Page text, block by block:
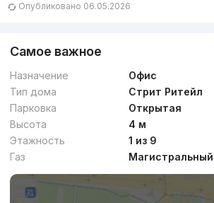
Опубликовано 06.05.2026
Самое важное
Назначение
Офис
Тип дома
Стрит Ритейл
Парковка
Открытая
Высота
4 м
Этажность
1 из 9
Газ
Магистральный